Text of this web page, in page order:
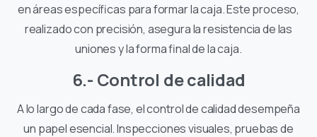
en áreas específicas para formar la caja. Este proceso,
realizado con precisión, asegura la resistencia de las
uniones y la forma final de la caja.
6.- Control de calidad
A lo largo de cada fase, el control de calidad desempeña
un papel esencial. Inspecciones visuales, pruebas de